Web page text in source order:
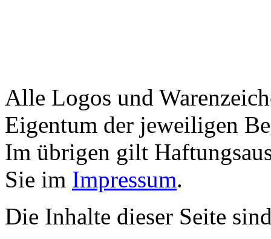
Alle Logos und
Eigentum der jeweiligen
Im übrigen gilt
Sie im Impressum.
Die Inhalte dieser Seite